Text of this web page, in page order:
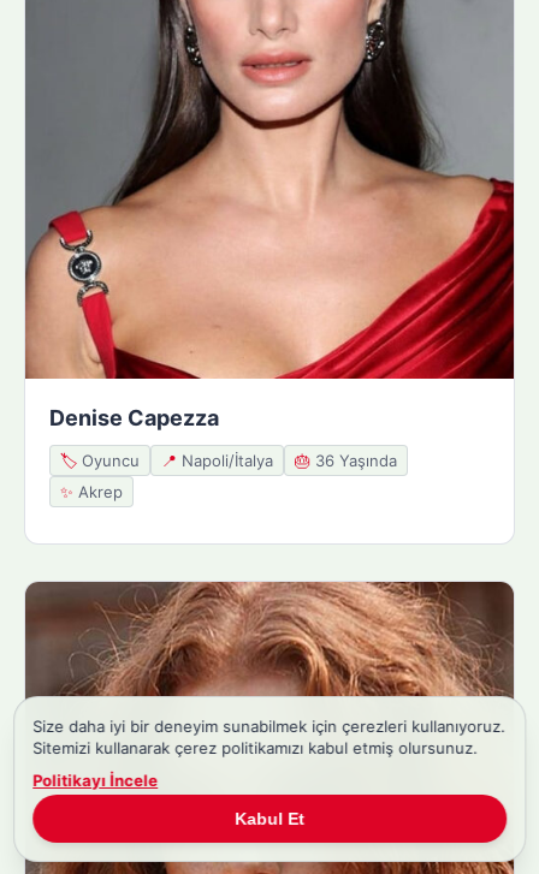
Denise Capezza
🏷️ Oyuncu 📍 Napoli/İtalya 🎂 36 Yaşında
✨ Akrep
Size daha iyi bir deneyim sunabilmek için çerezleri kullanıyoruz.
Sitemizi kullanarak çerez politikamızı kabul etmiş olursunuz.
Politikayı İncele
Kabul Et